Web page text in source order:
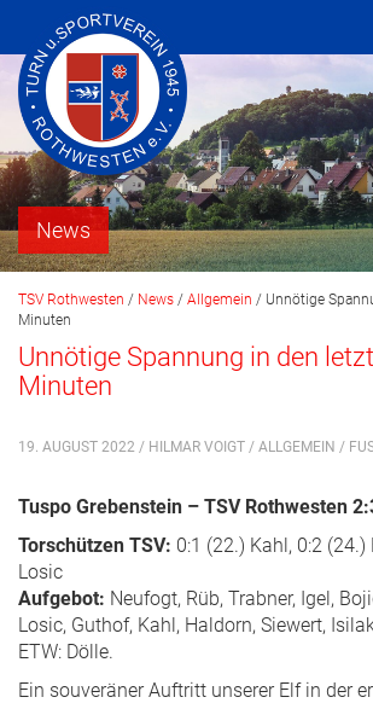
News
TSV Rothwesten / News / Allgemein / Unnötige
Minuten
Unnötige Spannung in den
Minuten
19. AUGUST 2022 / HILMAR VOIGT / ALLGEMEIN /
Tuspo Grebenstein – TSV Rothwesten
Torschützen TSV: 0:1 (22.) Kahl, 0:2 (24.)
Losic
Aufgebot: Neufogt, Rüb, Trabner, Igel,
Losic, Guthof, Kahl, Haldorn, Siewert,
ETW: Dölle.
Ein souveräner Auftritt unserer Elf in der